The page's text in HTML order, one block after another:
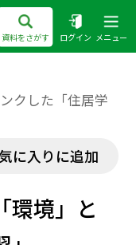
資料をさがす ログイン メニュー
クした「住居学
に入りに追加
環境」と